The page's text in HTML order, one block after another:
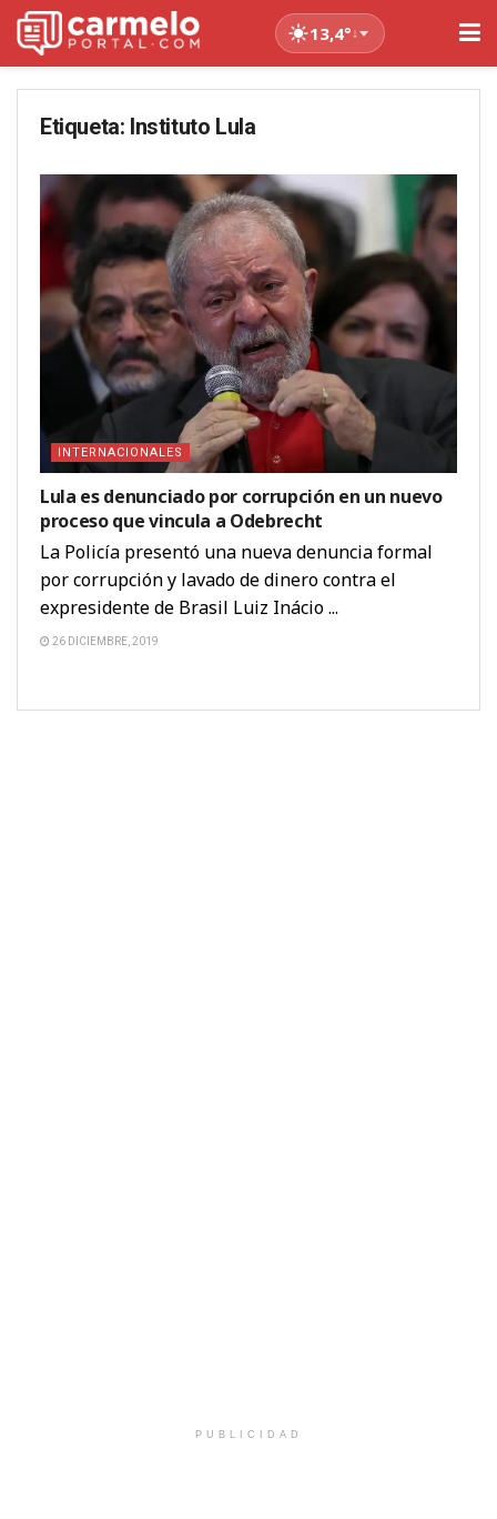
13,4°↓
Etiqueta: Instituto Lula
INTERNACIONALES
Lula es denunciado por corrupción en un nuevo
proceso que vincula a Odebrecht
La Policía presentó una nueva denuncia formal
por corrupción y lavado de dinero contra el
expresidente de Brasil Luiz Inácio ...
26 DICIEMBRE, 2019
PUBLICIDAD